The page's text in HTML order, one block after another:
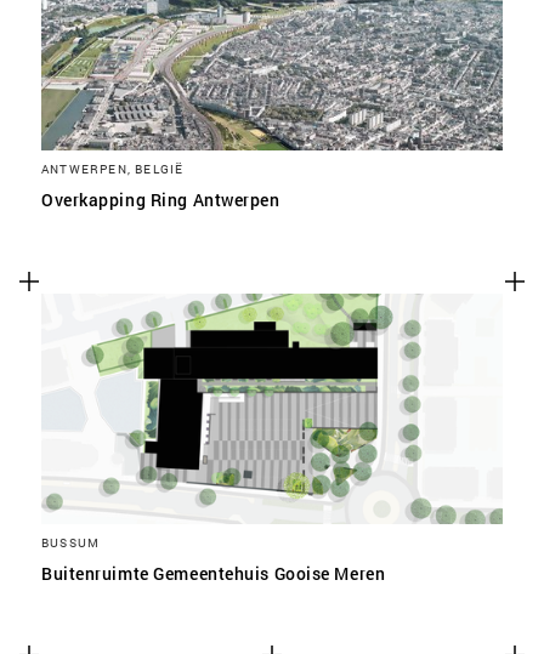
ANTWERPEN, BELGIË
Overkapping Ring Antwerpen
BUSSUM
Buitenruimte Gemeentehuis Gooise Meren